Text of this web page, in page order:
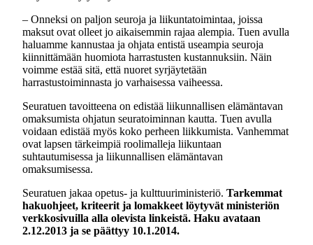
– Onneksi on paljon seuroja ja liikuntatoimintaa, joissa
maksut ovat olleet jo aikaisemmin rajaa alempia. Tuen avulla
haluamme kannustaa ja ohjata entistä useampia seuroja
kiinnittämään huomiota harrastusten kustannuksiin. Näin
voimme estää sitä, että nuoret syrjäytetään
harrastustoiminnasta jo varhaisessa vaiheessa.
Seuratuen tavoitteena on edistää liikunnallisen elämäntavan
omaksumista ohjatun seuratoiminnan kautta. Tuen avulla
voidaan edistää myös koko perheen liikkumista. Vanhemmat
ovat lapsen tärkeimpiä roolimalleja liikuntaan
suhtautumisessa ja liikunnallisen elämäntavan
omaksumisessa.
Seuratuen jakaa opetus- ja kulttuuriministeriö. Tarkemmat
hakuohjeet, kriteerit ja lomakkeet löytyvät ministeriön
verkkosivuilla alla olevista linkeistä. Haku avataan
2.12.2013 ja se päättyy 10.1.2014.